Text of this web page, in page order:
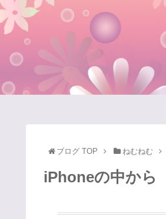
ブログ TOP ねむねむ
iPhoneの中から